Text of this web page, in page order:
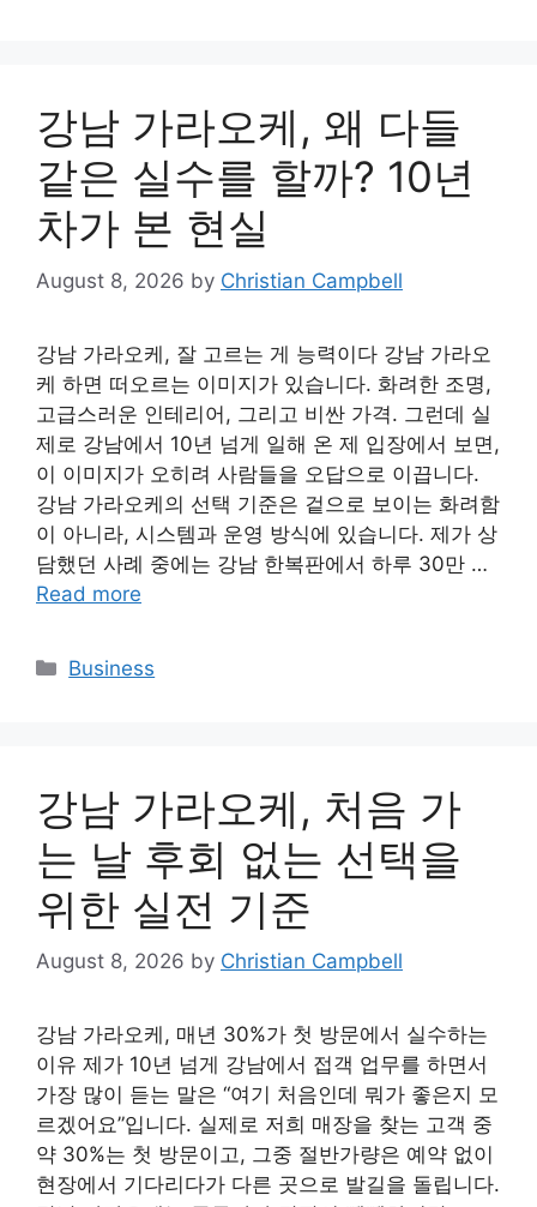
강남 가라오케, 왜 다들
같은 실수를 할까? 10년
차가 본 현실
August 8, 2026 by Christian Campbell
강남 가라오케, 잘 고르는 게 능력이다 강남 가라오
케 하면 떠오르는 이미지가 있습니다. 화려한 조명,
고급스러운 인테리어, 그리고 비싼 가격. 그런데 실
제로 강남에서 10년 넘게 일해 온 제 입장에서 보면,
이 이미지가 오히려 사람들을 오답으로 이끕니다.
강남 가라오케의 선택 기준은 겉으로 보이는 화려함
이 아니라, 시스템과 운영 방식에 있습니다. 제가 상
담했던 사례 중에는 강남 한복판에서 하루 30만 …
Read more
Categories
Business
강남 가라오케, 처음 가
는 날 후회 없는 선택을
위한 실전 기준
August 8, 2026 by Christian Campbell
강남 가라오케, 매년 30%가 첫 방문에서 실수하는
이유 제가 10년 넘게 강남에서 접객 업무를 하면서
가장 많이 듣는 말은 “여기 처음인데 뭐가 좋은지 모
르겠어요”입니다. 실제로 저희 매장을 찾는 고객 중
약 30%는 첫 방문이고, 그중 절반가량은 예약 없이
현장에서 기다리다가 다른 곳으로 발길을 돌립니다.